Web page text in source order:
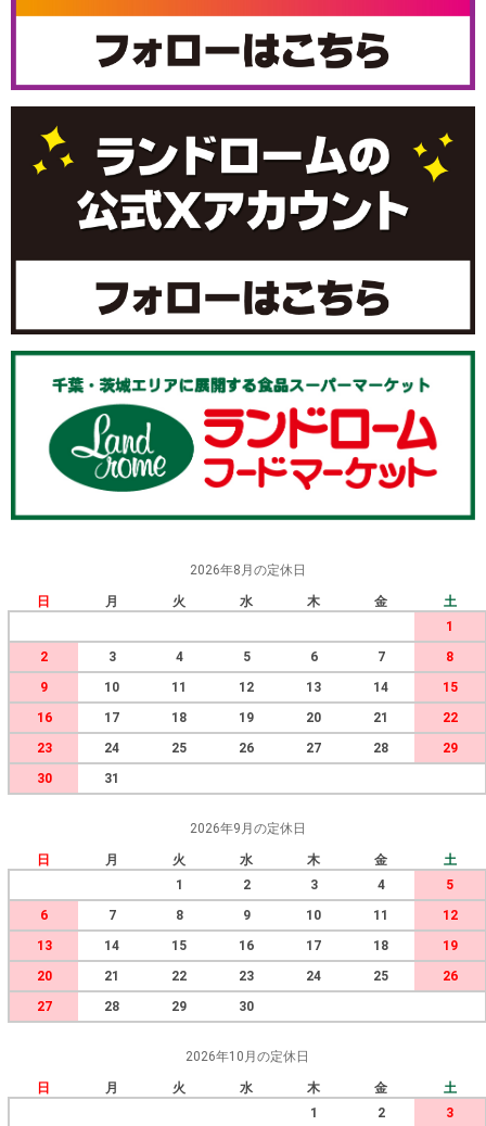
2026年8月の定休日
日 月 火 水 木 金
土
1
2
3 4 5 6 7
8
9
10 11 12 13 14
15
16
17 18 19 20 21
22
23
24 25 26 27 28
29
30
31
2026年9月の定休日
日 月 火 水 木 金
土
1
2 3 4
5
6
7 8 9 10 11
12
13
14 15 16 17 18
19
20
21 22 23 24 25
26
27
28 29 30
2026年10月の定休日
日 月 火 水 木 金
土
1
2 3